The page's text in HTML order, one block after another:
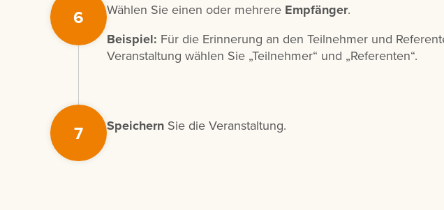
6 Wählen Sie einen oder mehrere Empfänger.
Beispiel: Für die Erinnerung an den Teilnehmer und
Veranstaltung wählen Sie „Teilnehmer“ und „Referenten“.
7 Speichern Sie die Veranstaltung.